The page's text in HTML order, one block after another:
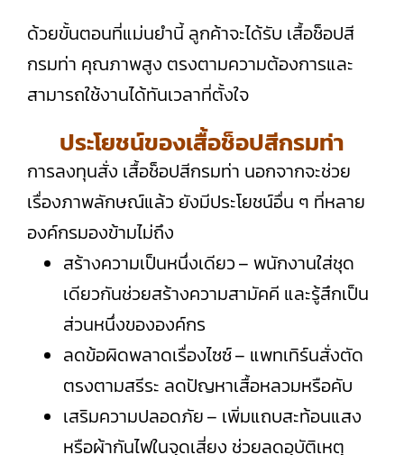
ด้วยขั้นตอนที่แม่นยำนี้ ลูกค้าจะได้รับ เสื้อช็อปสี
กรมท่า คุณภาพสูง ตรงตามความต้องการและ
สามารถใช้งานได้ทันเวลาที่ตั้งใจ
ประโยชน์ของเสื้อช็อปสีกรมท่า
การลงทุนสั่ง เสื้อช็อปสีกรมท่า นอกจากจะช่วย
เรื่องภาพลักษณ์แล้ว ยังมีประโยชน์อื่น ๆ ที่หลาย
องค์กรมองข้ามไม่ถึง
สร้างความเป็นหนึ่งเดียว – พนักงานใส่ชุด
เดียวกันช่วยสร้างความสามัคคี และรู้สึกเป็น
ส่วนหนึ่งขององค์กร
ลดข้อผิดพลาดเรื่องไซซ์ – แพทเทิร์นสั่งตัด
ตรงตามสรีระ ลดปัญหาเสื้อหลวมหรือคับ
เสริมความปลอดภัย – เพิ่มแถบสะท้อนแสง
หรือผ้ากันไฟในจุดเสี่ยง ช่วยลดอุบัติเหตุ